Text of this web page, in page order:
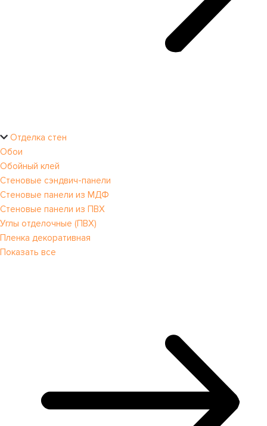
Отделка стен
Обои
Обойный клей
Стеновые сэндвич-панели
Стеновые панели из МДФ
Стеновые панели из ПВХ
Углы отделочные (ПВХ)
Пленка декоративная
Показать все